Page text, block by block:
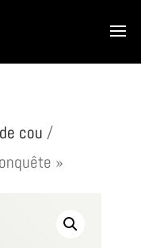
cou /
»